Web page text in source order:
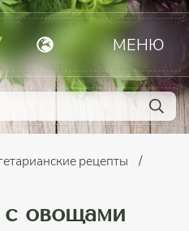
МЕНЮ
рецепты
овощами